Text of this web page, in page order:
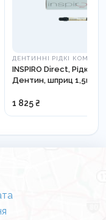
ДЕНТИННІ РІДКІ
INSPIRO Direct, Рідкий
Дентин, шприц 1,5г
1 825 ₴